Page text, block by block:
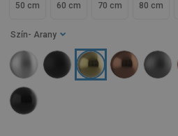
50 cm 60 cm 70 cm 80 cm
Szín - Arany